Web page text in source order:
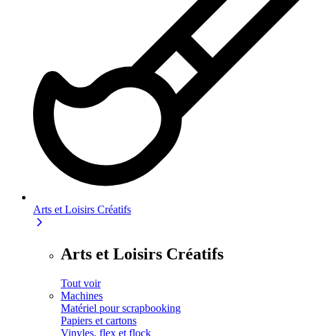
Arts et Loisirs Créatifs
Arts et Loisirs Créatifs
Tout voir
Machines
Matériel pour scrapbooking
Papiers et cartons
Vinyles, flex et flock